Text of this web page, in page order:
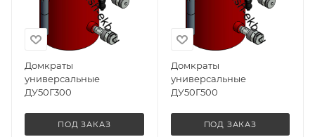
Домкраты
универсальные
ДУ50Г300
ПОД ЗАКАЗ
Домкраты
универсальные
ДУ50Г500
ПОД ЗАКАЗ